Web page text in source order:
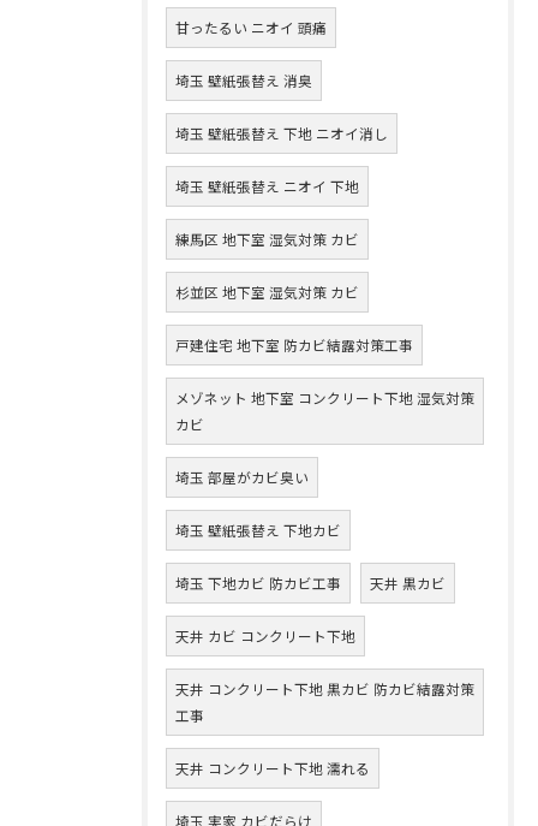
甘ったるい ニオイ 頭痛
埼玉 壁紙張替え 消臭
埼玉 壁紙張替え 下地 ニオイ消し
埼玉 壁紙張替え ニオイ 下地
練馬区 地下室 湿気対策 カビ
杉並区 地下室 湿気対策 カビ
戸建住宅 地下室 防カビ結露対策工事
メゾネット 地下室 コンクリート下地 湿気対策
カビ
埼玉 部屋がカビ臭い
埼玉 壁紙張替え 下地カビ
埼玉 下地カビ 防カビ工事 天井 黒カビ
天井 カビ コンクリート下地
天井 コンクリート下地 黒カビ 防カビ結露対策
工事
天井 コンクリート下地 濡れる
埼玉 実家 カビだらけ